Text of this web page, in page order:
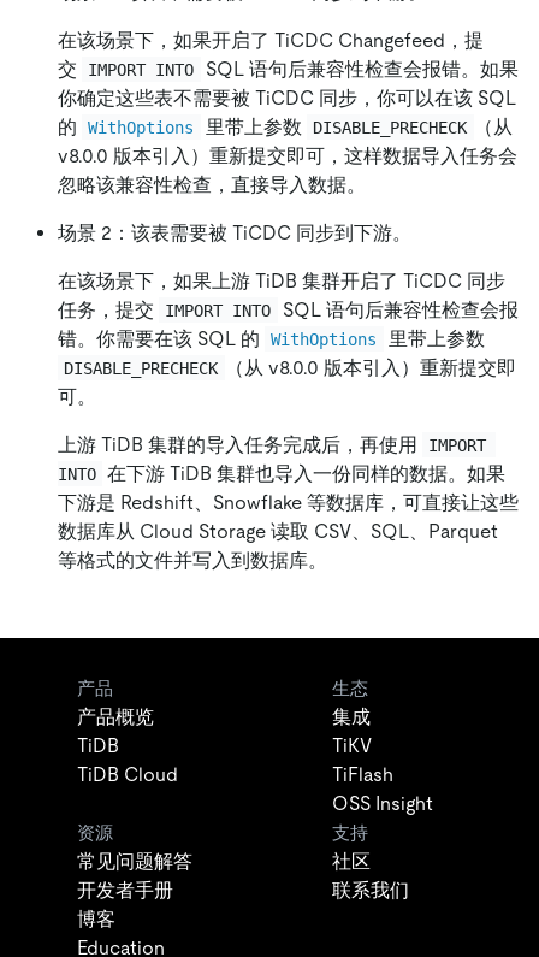
在该场景下，如果开启了 TiCDC Changefeed，提
交
IMPORT INTO
SQL 语句后兼容性检查会报错。如果
你确定这些表不需要被 TiCDC 同步，你可以在该 SQL
的
WithOptions 里带上参数 DISABLE_PRECHECK
（从
v8.0.0 版本引入）重新提交即可，这样数据导入任务会
忽略该兼容性检查，直接导入数据。
场景 2：该表需要被 TiCDC 同步到下游。
在该场景下，如果上游 TiDB 集群开启了 TiCDC 同步
任务，提交
IMPORT INTO
SQL 语句后兼容性检查会报
错。你需要在该 SQL 的
WithOptions 里带上参数
DISABLE_PRECHECK
（从 v8.0.0 版本引入）重新提交即
可。
上游 TiDB 集群的导入任务完成后，再使用
IMPORT
INTO 在下游 TiDB 集群也导入一份同样的数据。如果
下游是 Redshift、Snowflake 等数据库，可直接让这些
数据库从 Cloud Storage 读取 CSV、SQL、Parquet
等格式的文件并写入到数据库。
产品
产品概览
TiDB
TiDB Cloud
生态
集成
TiKV
TiFlash
OSS Insight
资源
常见问题解答
开发者手册
博客
Education
支持
社区
联系我们